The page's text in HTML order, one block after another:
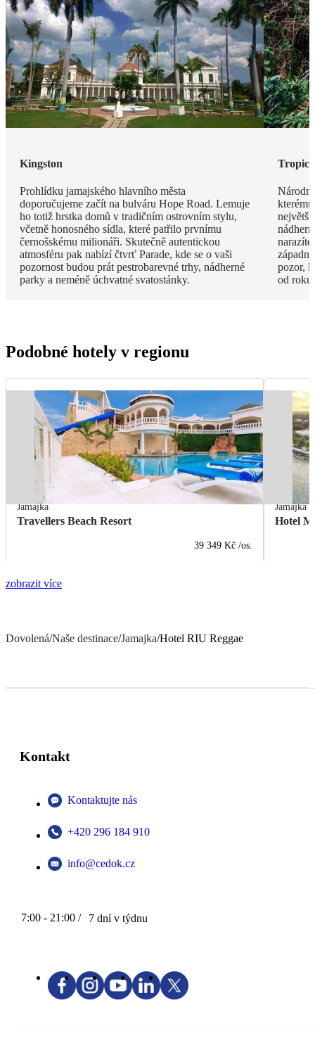
Kingston
Prohlídku jamajského hlavního města
doporučujeme začít na bulváru Hope Road. Lemuje
ho totiž hrstka domů v tradičním ostrovním stylu,
včetně honosného sídla, které patřilo prvnímu
černošskému milionáři. Skutečně autentickou
atmosféru pak nabízí čtvrť Parade, kde se o vaši
pozornost budou prát pestrobarevné trhy, nádherné
parky a neméně úchvatné svatostánky.
pozor,
od roku
Podobné hotely v regionu
Jamajka
Travellers Beach Resort
39 349 Kč /os.
Jamajka
Hotel
zobrazit více
Dovolená/Naše destinace/Jamajka/Hotel RIU Reggae
Kontakt
Kontaktujte nás
+420 296 184 910
info@cedok.cz
7:00 - 21:00 / 7 dní v týdnu